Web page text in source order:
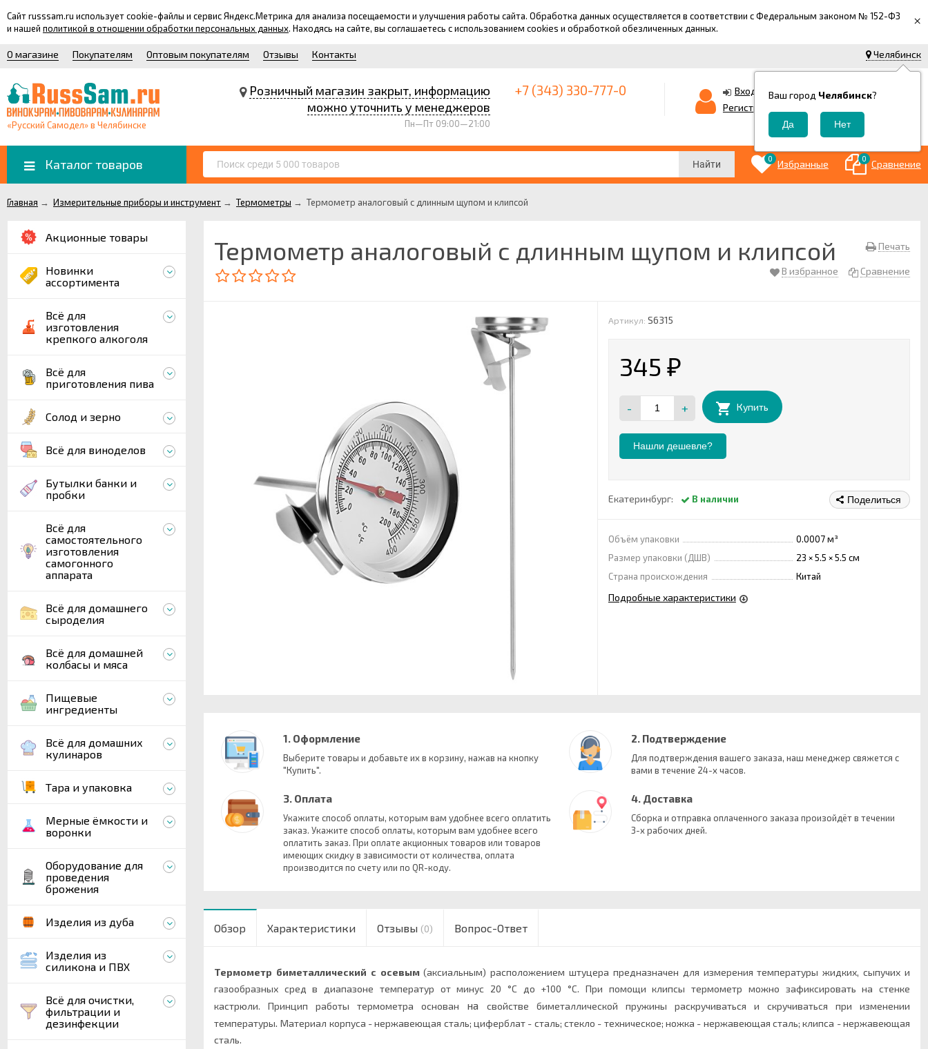
Сайт russsam.ru использует cookie-файлы и сервис Яндекс.Метрика для анализа посещаемости и улучшения работы сайта. Обработка данных осуществляется в соответствии с Федеральным законом № 152-ФЗ
и нашей политикой в отношении обработки персональных данных. Находясь на сайте, вы соглашаетесь с использованием cookies и обработкой обезличенных данных. ×
Челябинск
Ваш город Челябинск?
О магазине Покупателям Оптовым покупателям Отзывы Контакты
«Русский Самодел» в Челябинске
Розничный магазин закрыт, информацию
можно уточнить у менеджеров
Пн—Пт 09:00—21:00
+7 (343) 330-777-0
Вход
Регистрация
Каталог товаров Найти
0 Избранные 0 Сравнение
Главная → Измерительные приборы и инструмент → Термометры → Термометр аналоговый с длинным щупом и клипсой
Акционные товары
Новинки
ассортимента
Всё для
изготовления
крепкого алкоголя
Всё для
приготовления пива
Солод и зерно
Всё для виноделов
Бутылки банки и
пробки
Всё для
самостоятельного
изготовления
самогонного
аппарата
Всё для домашнего
сыроделия
Всё для домашней
колбасы и мяса
Пищевые
ингредиенты
Всё для домашних
кулинаров
Тара и упаковка
Мерные ёмкости и
воронки
Оборудование для
проведения
брожения
Изделия из дуба
Изделия из
силикона и ПВХ
Всё для очистки,
фильтрации и
дезинфекции
Печать
Термометр аналоговый с длинным щупом и клипсой
В избранное Сравнение
Артикул: S6315
345 ₽
- + Купить
Нашли дешевле?
Екатеринбург: В наличии Поделиться
Объём упаковки
0.0007 м³
Размер упаковки (ДШВ)
23 × 5.5 × 5.5 см
Страна происхождения
Китай
Подробные характеристики
1. Оформление
Выберите товары и добавьте их в корзину, нажав на кнопку
"Купить".
2. Подтверждение
Для подтверждения вашего заказа, наш менеджер свяжется с
вами в течение 24-х часов.
3. Оплата
Укажите способ оплаты, которым вам удобнее всего оплатить
заказ. Укажите способ оплаты, которым вам удобнее всего
оплатить заказ. При оплате акционных товаров или товаров
имеющих скидку в зависимости от количества, оплата
производится по счету или по QR-коду.
4. Доставка
Сборка и отправка оплаченного заказа произойдёт в течении
3-х рабочих дней.
Обзор Характеристики Отзывы (0) Вопрос-Ответ
Термометр биметаллический с осевым(аксиальным) расположением штуцера предназначен для измерения температуры жидких, сыпучих и
газообразных сред в диапазоне температур от минус 20 °С до +100 °С. При помощи клипсы термометр можно зафиксировать на стенке
кастрюли. Принцип работы термометра основан на свойстве биметаллической пружины раскручиваться и скручиваться при изменении
температуры.Материал корпуса - нержавеющая сталь; циферблат - сталь; стекло - техническое; ножка - нержавеющая сталь; клипса - нержавеющая
сталь.